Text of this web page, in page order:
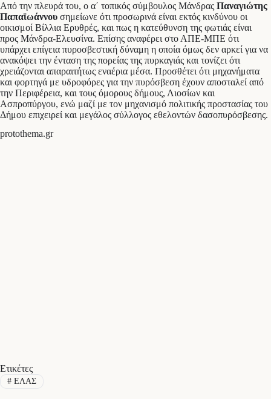
Από την πλευρά του, ο α΄ τοπικός σύμβουλος Μάνδρας Παναγιώτης
Παπαϊωάννου σημείωνε ότι προσωρινά είναι εκτός κινδύνου οι
οικισμοί Βίλλια Ερυθρές, και πως η κατεύθυνση της φωτιάς είναι
προς Μάνδρα-Ελευσίνα. Επίσης αναφέρει στο ΑΠΕ-ΜΠΕ ότι
υπάρχει επίγεια πυροσβεστική δύναμη η οποία όμως δεν αρκεί για να
ανακόψει την ένταση της πορείας της πυρκαγιάς και τονίζει ότι
χρειάζονται απαραιτήτως εναέρια μέσα. Προσθέτει ότι μηχανήματα
και φορτηγά με υδροφόρες για την πυρόσβεση έχουν αποσταλεί από
την Περιφέρεια, και τους όμορους δήμους, Λιοσίων και
Ασπροπύργου, ενώ μαζί με τον μηχανισμό πολιτικής προστασίας του
Δήμου επιχειρεί και μεγάλος σύλλογος εθελοντών δασοπυρόσβεσης.
protothema.gr
Ετικέτες
#ΕΛΑΣ